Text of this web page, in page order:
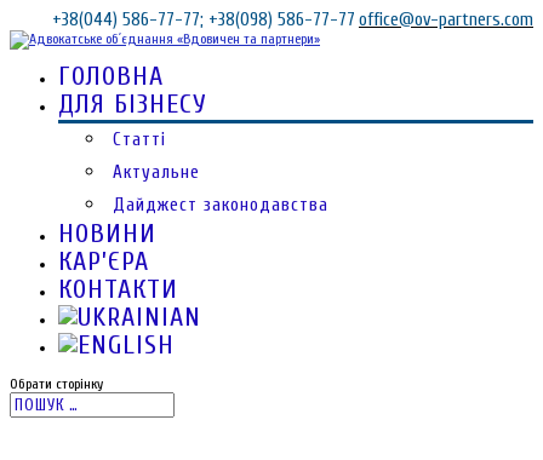
+38(044) 586-77-77; +38(098) 586-77-77 office@ov-partners.com
ГОЛОВНА
ДЛЯ БІЗНЕСУ
Статті
Актуальне
Дайджест законодавства
НОВИНИ
КАР’ЄРА
КОНТАКТИ
Обрати сторінку